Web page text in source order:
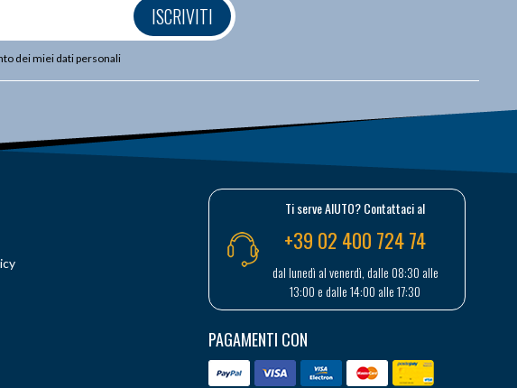
ISCRIVITI
dei miei dati personali
Ti serve AIUTO? Contattaci al
+39 02 400 724 74
dal lunedì al venerdì, dalle 08:30 alle
13:00 e dalle 14:00 alle 17:30
PAGAMENTI CON